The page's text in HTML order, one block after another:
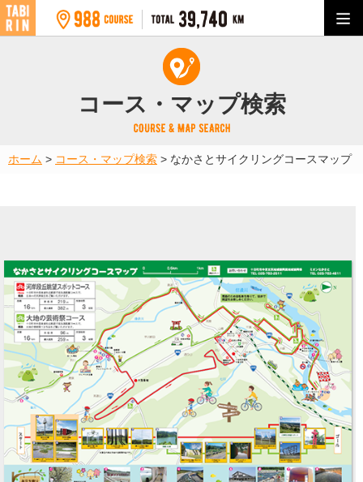
コース・マップ検索
ホーム > コース・マップ検索 > なかさとサイクリングコースマップ